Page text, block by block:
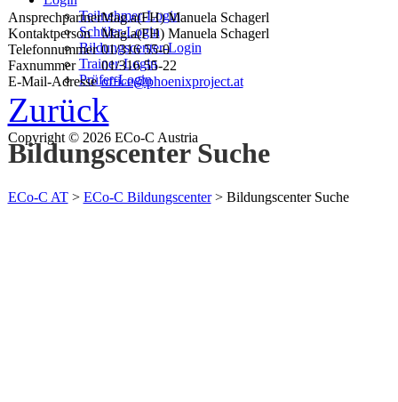
Teilnehmer-Login
Schüler-Login
Bildungscenter-Login
Trainer-Login
Prüfer-Login
Bildungscenter Suche
ECo-C AT> ECo-C Bildungscenter> Bildungscenter Suche
AnsprechpartnerMag.a(FH) Manuela Schagerl
Kontaktperson
Mag.a(FH) Manuela Schagerl
Telefonnummer 01/316 55-0
Faxnummer
01/316 55-22
E-Mail-Adresse office@phoenixproject.at
Zurück
Copyright © 2026 ECo-C Austria